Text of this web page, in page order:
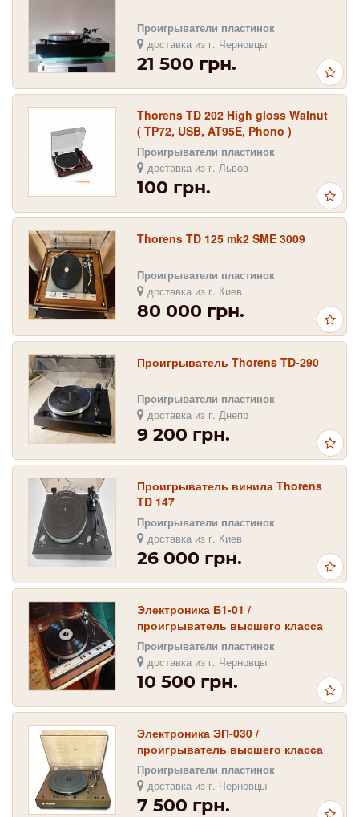
Проигрыватели пластинок
доставка из г. Черновцы
21 500 грн.
Thorens TD 202 High gloss Walnut
( TP72, USB, AT95E, Phono )
Проигрыватели пластинок
доставка из г. Львов
100 грн.
Thorens TD 125 mk2 SME 3009
Проигрыватели пластинок
доставка из г. Киев
80 000 грн.
Проигрыватель Thorens TD-290
Проигрыватели пластинок
доставка из г. Днепр
9 200 грн.
Проигрыватель винила Thorens
TD 147
Проигрыватели пластинок
доставка из г. Киев
26 000 грн.
Электроника Б1-01 /
проигрыватель высшего класса
Проигрыватели пластинок
доставка из г. Черновцы
10 500 грн.
Электроника ЭП-030 /
проигрыватель высшего класса
Проигрыватели пластинок
доставка из г. Черновцы
7 500 грн.